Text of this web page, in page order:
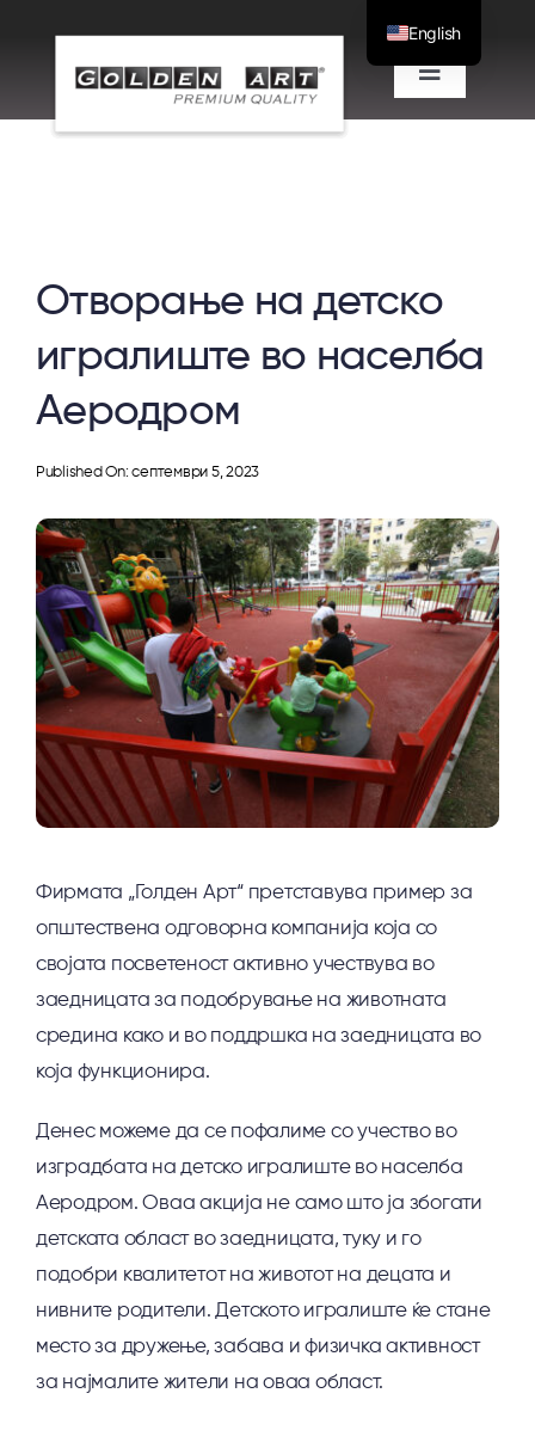
содржината
Вклучи/
исклучи
Проекти
За нас
Блог
Отворање на детско
игралиште во населба
Аеродром
Published On: септември 5, 2023
Фирмата „Голден Арт“ претставува пример за
општествена одговорна компанија која со
својата посветеност активно учествува во
заедницата за подобрување на животната
средина како и во поддршка на заедницата во
која функционира.
Денес можеме да се пофалиме со учество во
изградбата на детско игралиште во населба
Аеродром. Оваа акција не само што ја збогати
детската област во заедницата, туку и го
подобри квалитетот на животот на децата и
нивните родители. Детското игралиште ќе стане
место за дружење, забава и физичка активност
за најмалите жители на оваа област.
English